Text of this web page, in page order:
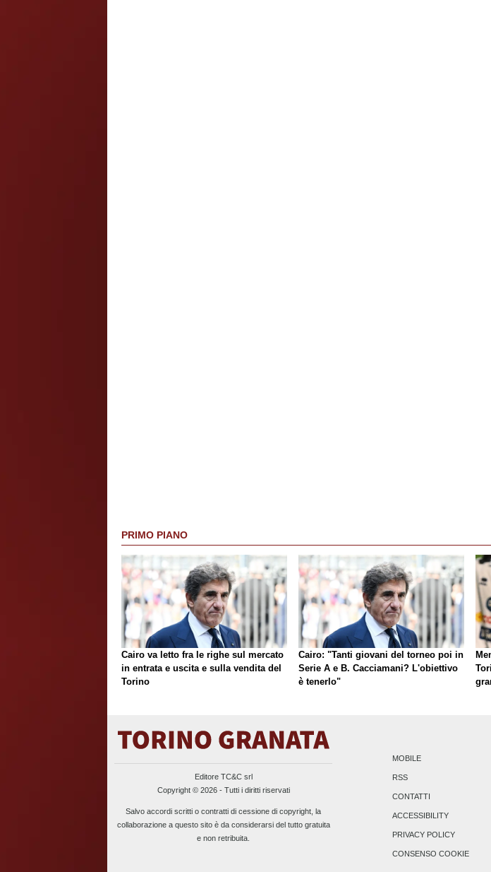
PRIMO PIANO
Cairo va letto fra le righe sul mercato
in entrata e uscita e sulla vendita del
Torino
Cairo: "Tanti giovani del torneo poi in
Serie A e B. Cacciamani? L'obiettivo
è tenerlo"
Editore TC&C srl
Copyright © 2026 - Tutti i diritti riservati
Salvo accordi scritti o contratti di cessione di copyright, la
collaborazione a questo sito è da considerarsi del tutto gratuita
e non retribuita.
MOBILE
RSS
CONTATTI
ACCESSIBILITY
PRIVACY POLICY
CONSENSO COOKIE